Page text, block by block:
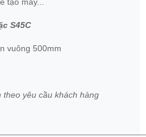
S45C
vuông 500mm
theo yêu cầu khách hàng